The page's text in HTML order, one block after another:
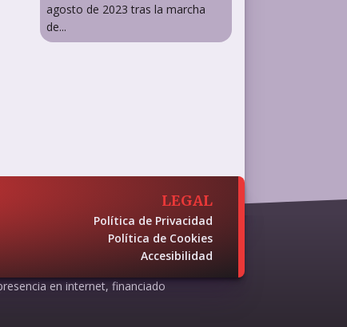
agosto de 2023 tras la marcha
de...
LEGAL
Política de Privacidad
Política de Cookies
Accesibilidad
en internet, financiado